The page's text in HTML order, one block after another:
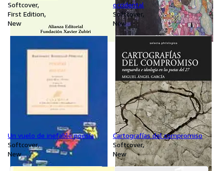
Softcover
First Edition
New
occidental
Softcover
New
Un vuelo de inefable poesía
Softcover
New
Cartografías del compromiso
Softcover
New